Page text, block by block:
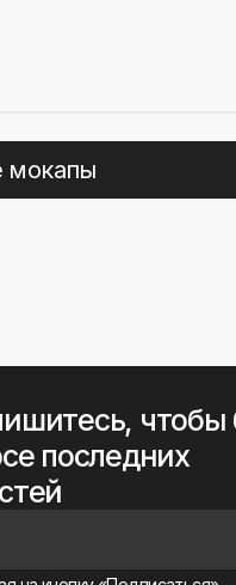
мокапы
чтобы
последних